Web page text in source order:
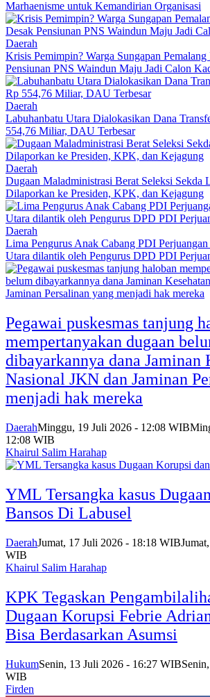
Marhaenisme untuk Kemandirian Organisasi
Daerah
Krisis Pemimpin? Warga Sungapan
Pensiunan PNS Waindun Maju Jadi Calon
Daerah
Labuhanbatu Utara Dialokasikan Dana
554,76 Miliar, DAU Terbesar
Daerah
Dugaan Maladministrasi Berat Seleksi Sekda
Dilaporkan ke Presiden, KPK, dan Kejagung
Daerah
Lima Pengurus Anak Cabang PDI
Utara dilantik oleh Pengurus DPD PDI
Pegawai puskesmas tanjung
mempertanyakan dugaan
dibayarkannya dana Jaminan
Nasional JKN dan Jaminan
menjadi hak mereka
DaerahMinggu, 19 Juli 2026 - 12:08 WIB
12:08 WIB
Khairul Salim Harahap
YML Tersangka kasus
Bansos Di Labusel
DaerahJumat, 17 Juli 2026 - 18:18 WIB
WIB
Khairul Salim Harahap
KPK Tegaskan
Dugaan Korupsi Febrie
Bisa Berdasarkan Asumsi
HukumSenin, 13 Juli 2026 - 16:27 WIB
WIB
Firden